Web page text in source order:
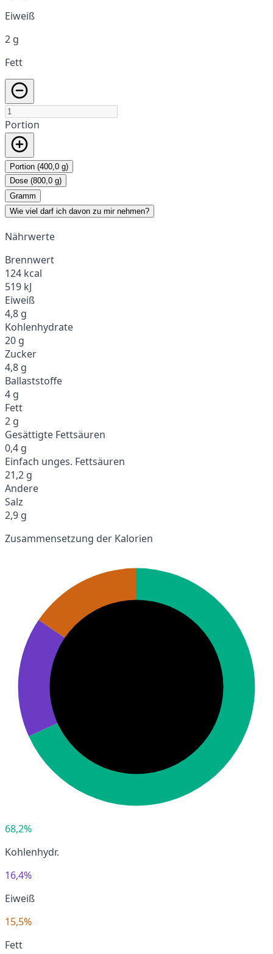
Eiweiß
2 g
Fett
Portion
Portion (400,0 g)
Dose (800,0 g)
Gramm
Wie viel darf ich davon zu mir nehmen?
Nährwerte
Brennwert
124 kcal
519 kJ
Eiweiß
4,8 g
Kohlenhydrate
20 g
Zucker
4,8 g
Ballaststoffe
4 g
Fett
2 g
Gesättigte Fettsäuren
0,4 g
Einfach unges. Fettsäuren
21,2 g
Andere
Salz
2,9 g
Zusammensetzung der Kalorien
68,2%
Kohlenhydr.
16,4%
Eiweiß
15,5%
Fett